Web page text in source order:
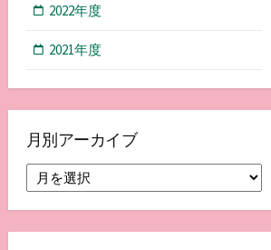
2022年度
2021年度
月別アーカイブ
別
ア
ー